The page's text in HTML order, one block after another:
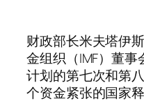
财政部长米夫塔伊
金组织（IMF）董
计划的第七次和第
个资金紧张的国家释